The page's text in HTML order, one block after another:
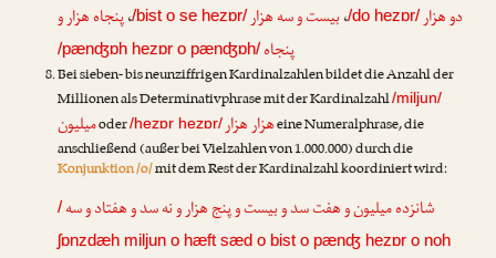
دو هزار/do hezɒr/،بیست و سه هزار/bist o se hezɒr/،پنجاه هزار و
پنجاه /pænʤɒh hezɒr o pænʤɒh/
Bei sieben- bis neunziffrigen Kardinalzahlen bildet die Anzahl der
Millionen als Determinativphrase mit der Kardinalzahl/miljun/
میلیونoder/hezɒr hezɒr/هزار هزارeine Numeralphrase, die
anschließend (außer bei Vielzahlen von 1.000.000) durch die
Konjunktion /o/mit dem Rest der Kardinalzahl koordiniert wird:
شانزده میلیون و هفت سد و بیست و پنج هزار و نه سد و هفتاد و سه/
ʃɒnzdæh miljun o hæft sæd o bist o pænʤ hezɒr o noh